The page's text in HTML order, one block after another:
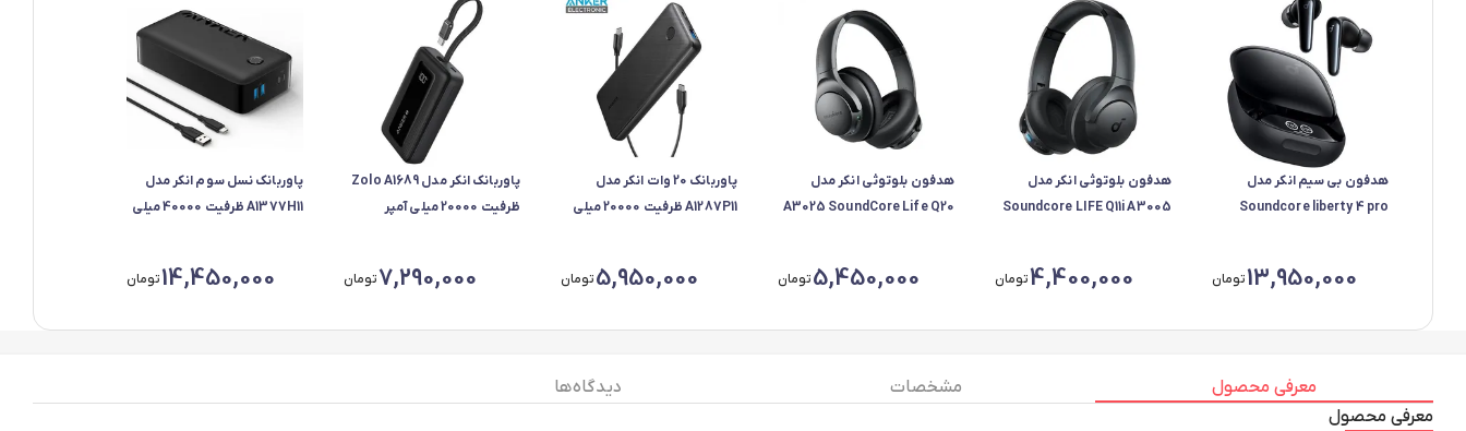
هدفون بی سیم انکر مدل
Soundcore liberty 4 pro
13,950,000تومان
هدفون بلوتوثی انکر مدل
Soundcore LIFE Q11i A3005
4,400,000تومان
هدفون بلوتوثی انکر مدل
A3025 SoundCore Life Q20
5,450,000تومان
پاوربانک 20 وات انکر مدل
A1287P11 ظرفیت 20000 میلی
5,950,000تومان
پاوربانک انکر مدل Zolo A1689
ظرفیت 20000 میلی آمپر
7,290,000تومان
پاوربانک نسل سوم انکر مدل
A1377H11 ظرفیت 40000 میلی
14,450,000تومان
معرفی محصول مشخصات
دیدگاه ها
معرفی محصول